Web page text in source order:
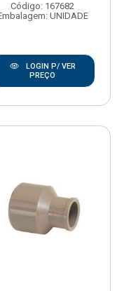
Código: 167682
UNIDADE
LOGIN P/ VER
PREÇO